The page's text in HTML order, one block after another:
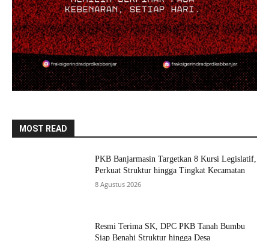
MOST READ
PKB Banjarmasin Targetkan 8 Kursi Legislatif,
Perkuat Struktur hingga Tingkat Kecamatan
8 Agustus 2026
Resmi Terima SK, DPC PKB Tanah Bumbu
Siap Benahi Struktur hingga Desa